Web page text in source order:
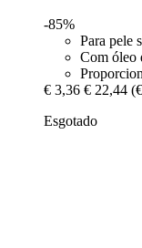
-85%
Para pele
Com óleo
€ 3,36 € 22,44
Esgotado